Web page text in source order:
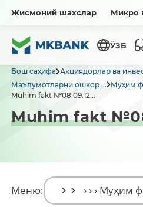
Жисмоний шахслар Микро
ЎЗБ
Бош саҳифа Акциядорлар ва
Маълумотларни ошкор ... Муҳим
Muhim fakt №08 09.12...
Muhim fakt
Меню: